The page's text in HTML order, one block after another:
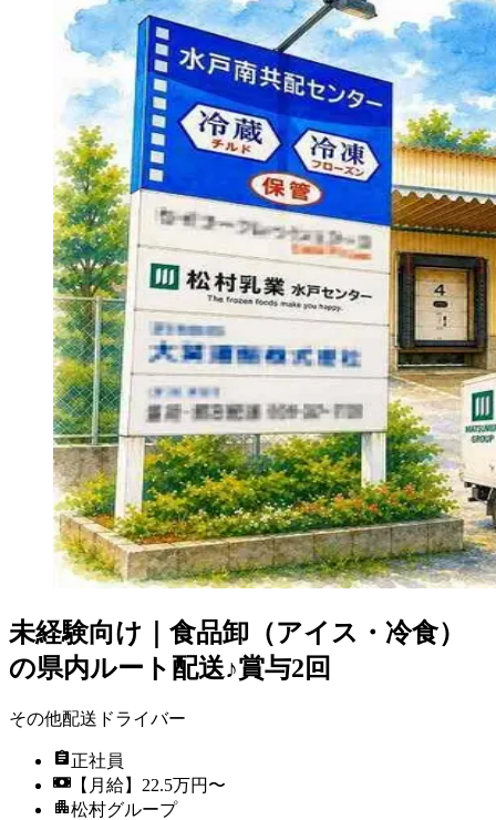
未経験向け｜食品卸（アイス・冷食）
の県内ルート配送♪賞与2回
その他配送ドライバー
正社員
【月給】22.5万円〜
松村グループ